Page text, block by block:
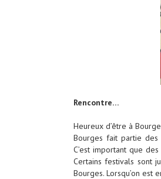
Rencontre…
Heureux d’être à
Bourges fait partie des
C’est important que
Certains festivals sont
Bourges. Lorsqu’on est